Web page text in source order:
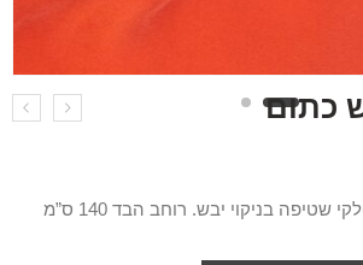
כתום